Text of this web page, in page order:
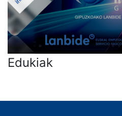
Edukiak